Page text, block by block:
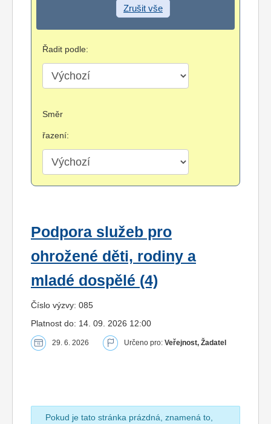
Zrušit vše
Řadit podle:
Směr
řazení:
Podpora služeb pro
ohrožené děti, rodiny a
mladé dospělé (4)
Číslo výzvy: 085
Platnost do: 14. 09. 2026 12:00
29. 6. 2026 Určeno pro: Veřejnost, Žadatel
Pokud je tato stránka prázdná, znamená to,